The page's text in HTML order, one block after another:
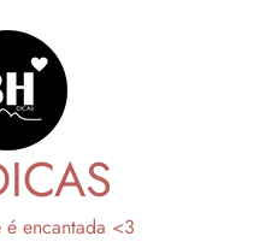
encantada <3